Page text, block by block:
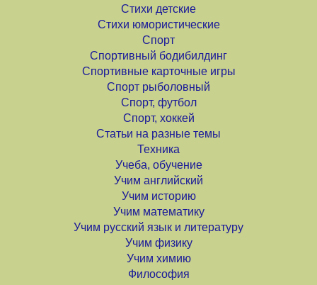
Стихи детские
Стихи юмористические
Спорт
Спортивный бодибилдинг
Спортивные карточные игры
Спорт рыболовный
Спорт, футбол
Спорт, хоккей
Статьи на разные темы
Техника
Учеба, обучение
Учим английский
Учим историю
Учим математику
Учим русский язык и литературу
Учим физику
Учим химию
Философия